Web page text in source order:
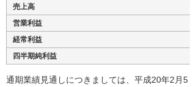
売上高
営業利益
経常利益
四半期純利益
通期業績見通しにつきましては、平成20年2月5